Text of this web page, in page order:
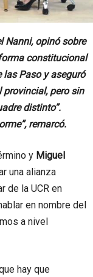
Nanni, opinó sobre
constitucional
Paso y aseguró
provincial, pero sin
distinto”.
remarcó.
y Miguel
una alianza
de la UCR en
en nombre del
a nivel
hay que